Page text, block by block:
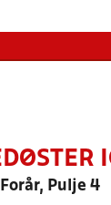
Pulje 4